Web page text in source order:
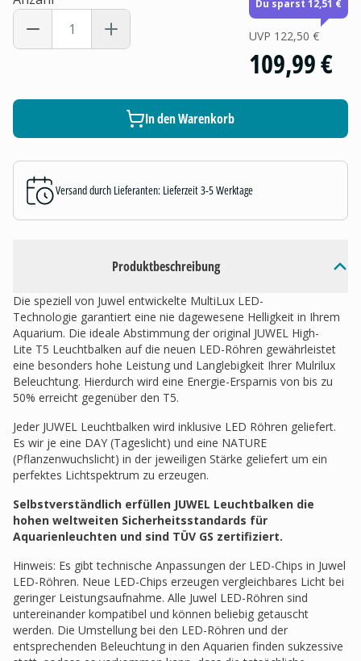
Produktbeschreibung
Die speziell von Juwel entwickelte MultiLux LED-
Technologie garantiert eine nie dagewesene Helligkeit in Ihrem
Aquarium. Die ideale Abstimmung der original JUWEL High-
Lite T5 Leuchtbalken auf die neuen LED-Röhren gewährleistet
eine besonders hohe Leistung und Langlebigkeit Ihrer Mulrilux
Beleuchtung. Hierdurch wird eine Energie-Ersparnis von bis zu
50% erreicht gegenüber den T5.
Jeder JUWEL Leuchtbalken wird inklusive LED Röhren geliefert.
Es wir je eine DAY (Tageslicht) und eine NATURE
(Pflanzenwuchslicht) in der jeweiligen Stärke geliefert um ein
perfektes Lichtspektrum zu erzeugen.
Selbstverständlich erfüllen JUWEL Leuchtbalken die
hohen weltweiten Sicherheitsstandards für
Aquarienleuchten und sind TÜV GS zertifiziert.
Hinweis: Es gibt technische Anpassungen der LED-Chips in Juwel
LED-Röhren. Neue LED-Chips erzeugen vergleichbares Licht bei
geringer Leistungsaufnahme. Alle Juwel LED-Röhren sind
untereinander kompatibel und können beliebig getauscht
werden. Die Umstellung bei den LED-Röhren und der
entsprechenden Beleuchtung in den Aquarien finden sukzessive
Du sparst 12,51 €
UVP 122,50 €
109,99 €
In den Warenkorb
Versand durch Lieferanten: Lieferzeit 3-5 Werktage